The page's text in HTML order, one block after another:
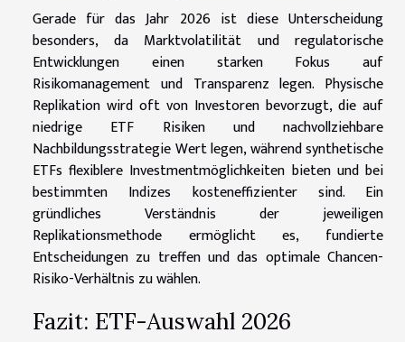
Gerade für das Jahr 2026 ist diese Unterscheidung
besonders, da Marktvolatilität und regulatorische
Entwicklungen einen starken Fokus auf
Risikomanagement und Transparenz legen. Physische
Replikation wird oft von Investoren bevorzugt, die auf
niedrige ETF Risiken und nachvollziehbare
Nachbildungsstrategie Wert legen, während synthetische
ETFs flexiblere Investmentmöglichkeiten bieten und bei
bestimmten Indizes kosteneffizienter sind. Ein
gründliches Verständnis der jeweiligen
Replikationsmethode ermöglicht es, fundierte
Entscheidungen zu treffen und das optimale Chancen-
Risiko-Verhältnis zu wählen.
Fazit: ETF-Auswahl 2026